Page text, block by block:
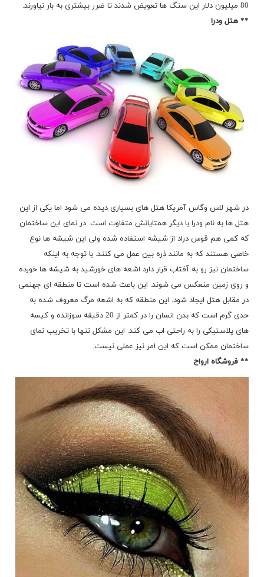
80 میلیون دلار این سنگ ها تعویض شدند تا ضرر بیشتری به بار نیاورند.
** هتل ودرا
در شهر لاس وگاس آمریکا هتل های بسیاری دیده می شود اما یکی از این
هتل ها به نام ودرا با دیگر همتایانش متفاوت است. در نمای این ساختمان
که کمی هم قوس دراد از شیشه استفاده شده ولی این شیشه ها نوع
خاصی هستند که به مانند ذره بین عمل می کنند. با توجه به اینکه
ساختمان نیز رو به آفتاب قرار دارد اشعه های خورشید به شیشه ها خورده
و روی زمین منعکس می شوند. این باعث شده است تا منطقه ای جهنمی
در مقابل هتل ایجاد شود. این منطقه که به اشعه مرگ معروف شده به
حدی گرم است که بدن انسان را در کمتر از 20 دقیقه سوزانده و کیسه
های پلاستیکی را به راحتی اب می کند. این مشکل تنها با تخریب نمای
ساختمان ممکن است که این امر نیز عملی نیست.
** فروشگاه ارواح